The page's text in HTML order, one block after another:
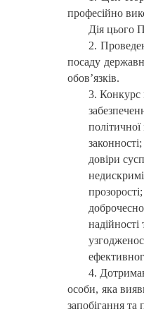
професійно
Дія цього
2.
посаду
обов’язків.
3. Конкурс
законності;
довіри
прозорості;
надійності
4.
особи, яка
запобігання та